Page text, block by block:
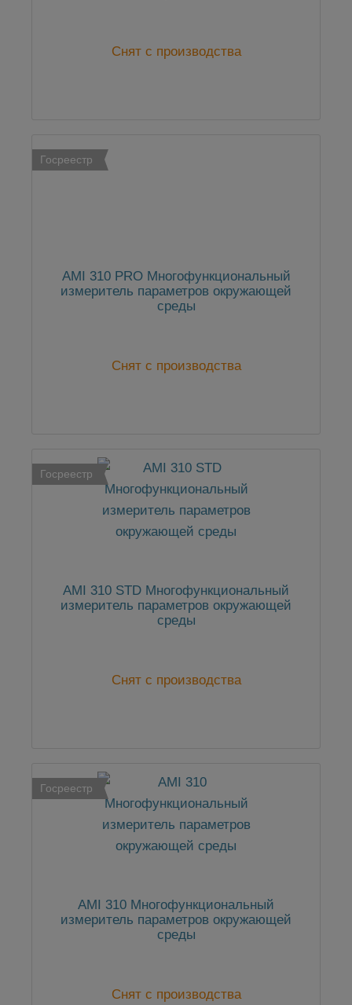
Снят с производства
Госреестр
AMI 310 PRO Многофункциональный
измеритель параметров окружающей
среды
Снят с производства
Госреестр
AMI 310 STD Многофункциональный
измеритель параметров окружающей
среды
Снят с производства
Госреестр
AMI 310 Многофункциональный
измеритель параметров окружающей
среды
Снят с производства